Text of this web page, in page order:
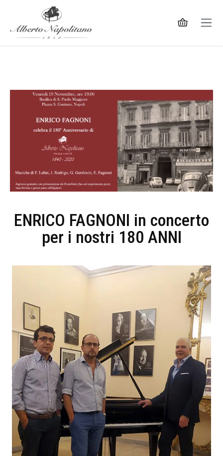
ENRICO FAGNONI in concerto
per i nostri 180 ANNI